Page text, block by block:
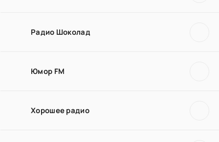
Радио Шоколад
Юмор FM
Хорошее радио